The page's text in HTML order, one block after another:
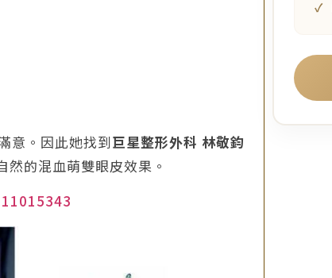
意。因此她找到巨星整形外科 林敬鈞
然的混血萌雙眼皮效果。